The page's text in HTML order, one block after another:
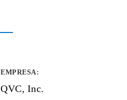
EMPRESA:
QVC, Inc.